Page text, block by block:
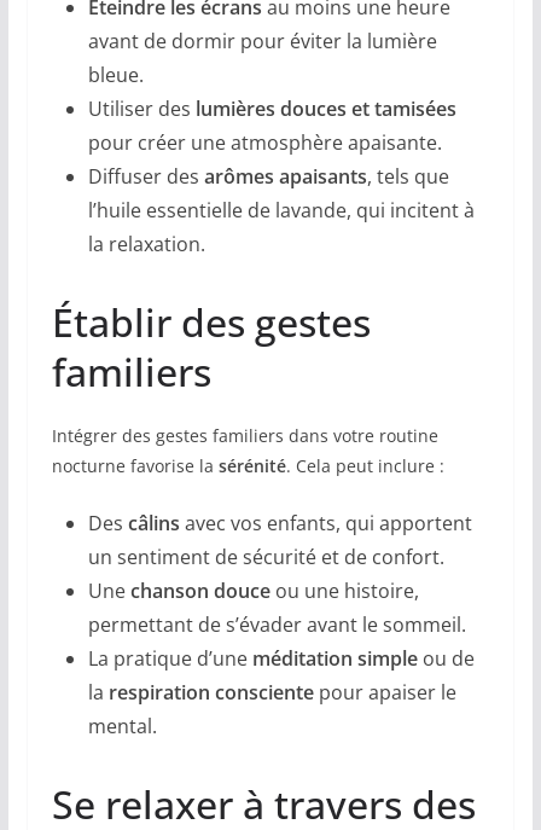
Éteindre les écrans au moins une heure
avant de dormir pour éviter la lumière
bleue.
Utiliser des lumières douces et tamisées
pour créer une atmosphère apaisante.
Diffuser des arômes apaisants, tels que
l’huile essentielle de lavande, qui incitent à
la relaxation.
Établir des gestes
familiers
Intégrer des gestes familiers dans votre routine
nocturne favorise la sérénité. Cela peut inclure :
Des câlins avec vos enfants, qui apportent
un sentiment de sécurité et de confort.
Unechanson douceou une histoire,
permettant de s’évader avant le sommeil.
La pratique d’une méditation simpleou de
la respiration conscientepour apaiser le
mental.
Se relaxer à travers des